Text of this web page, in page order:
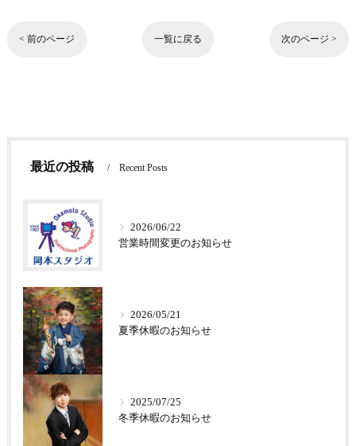
< 前のページ 一覧に戻る 次のページ >
最近の投稿 Recent Posts
2026/06/22
営業時間変更のお知らせ
2026/05/21
夏季休暇のお知らせ
2025/07/25
冬季休暇のお知らせ